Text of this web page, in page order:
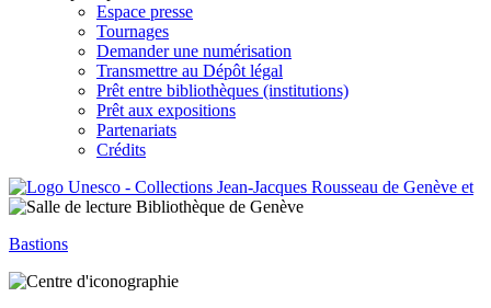
Espace presse
Tournages
Demander une numérisation
Transmettre au Dépôt légal
Prêt entre bibliothèques (institutions)
Prêt aux expositions
Partenariats
Crédits
Bastions